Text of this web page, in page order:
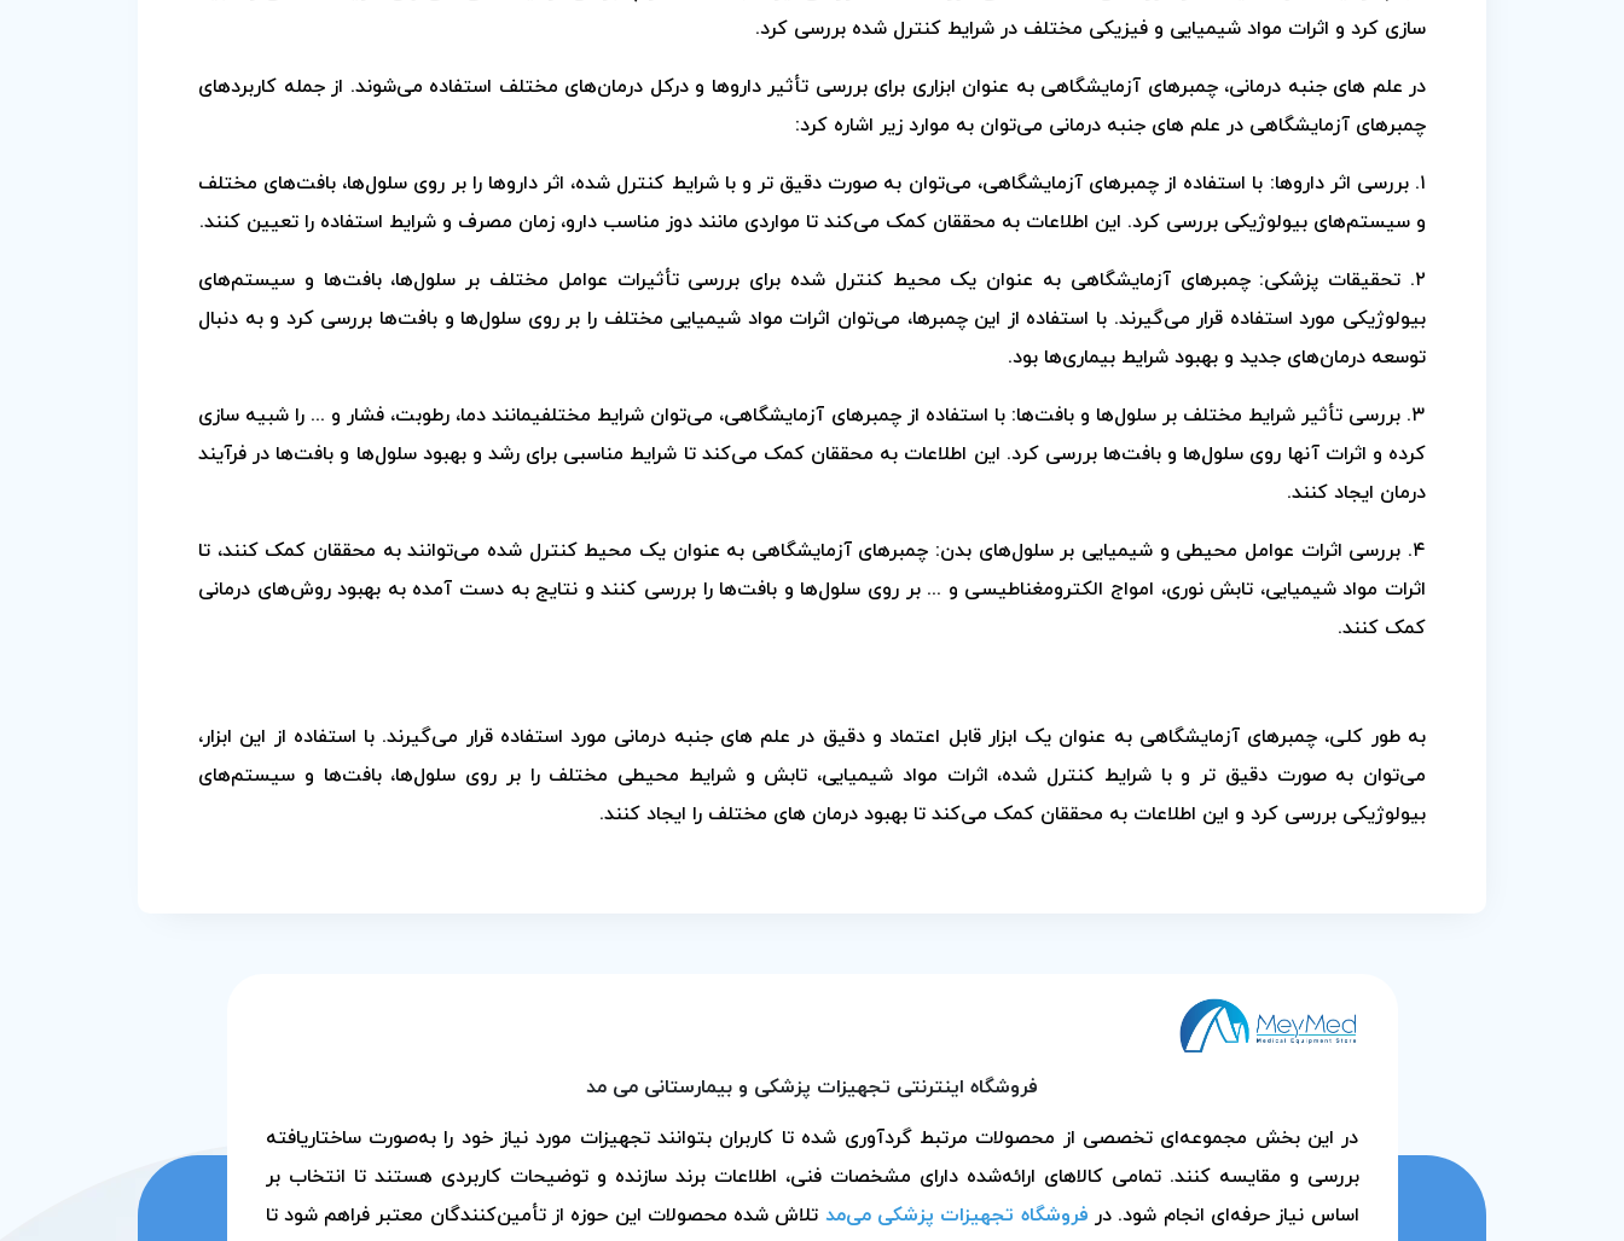
سازی کرد و اثرات مواد شیمیایی و فیزیکی مختلف در شرایط کنترل شده بررسی کرد.
در علم های جنبه درمانی، چمبرهای آزمایشگاهی به عنوان ابزاری برای بررسی تأثیر داروها و درکل درمان‌های مختلف استفاده می‌شوند. از جمله کاربردهای
چمبرهای آزمایشگاهی در علم های جنبه درمانی می‌توان به موارد زیر اشاره کرد:
۱. بررسی اثر داروها: با استفاده از چمبرهای آزمایشگاهی، می‌توان به صورت دقیق تر و با شرایط کنترل شده، اثر داروها را بر روی سلول‌ها، بافت‌های مختلف
و سیستم‌های بیولوژیکی بررسی کرد. این اطلاعات به محققان کمک می‌کند تا مواردی مانند دوز مناسب دارو، زمان مصرف و شرایط استفاده را تعیین کنند.
۲. تحقیقات پزشکی: چمبرهای آزمایشگاهی به عنوان یک محیط کنترل شده برای بررسی تأثیرات عوامل مختلف بر سلول‌ها، بافت‌ها و سیستم‌های
بیولوژیکی مورد استفاده قرار می‌گیرند. با استفاده از این چمبرها، می‌توان اثرات مواد شیمیایی مختلف را بر روی سلول‌ها و بافت‌ها بررسی کرد و به دنبال
توسعه درمان‌های جدید و بهبود شرایط بیماری‌ها بود.
۳. بررسی تأثیر شرایط مختلف بر سلول‌ها و بافت‌ها: با استفاده از چمبرهای آزمایشگاهی، می‌توان شرایط مختلفیمانند دما، رطوبت، فشار و ... را شبیه سازی
کرده و اثرات آنها روی سلول‌ها و بافت‌ها بررسی کرد. این اطلاعات به محققان کمک می‌کند تا شرایط مناسبی برای رشد و بهبود سلول‌ها و بافت‌ها در فرآیند
درمان ایجاد کنند.
۴. بررسی اثرات عوامل محیطی و شیمیایی بر سلول‌های بدن: چمبرهای آزمایشگاهی به عنوان یک محیط کنترل شده می‌توانند به محققان کمک کنند، تا
اثرات مواد شیمیایی، تابش نوری، امواج الکترومغناطیسی و ... بر روی سلول‌ها و بافت‌ها را بررسی کنند و نتایج به دست آمده به بهبود روش‌های درمانی
کمک کنند.
به طور کلی، چمبرهای آزمایشگاهی به عنوان یک ابزار قابل اعتماد و دقیق در علم های جنبه درمانی مورد استفاده قرار می‌گیرند. با استفاده از این ابزار،
می‌توان به صورت دقیق تر و با شرایط کنترل شده، اثرات مواد شیمیایی، تابش و شرایط محیطی مختلف را بر روی سلول‌ها، بافت‌ها و سیستم‌های
بیولوژیکی بررسی کرد و این اطلاعات به محققان کمک می‌کند تا بهبود درمان های مختلف را ایجاد کنند.
فروشگاه اینترنتی تجهیزات پزشکی و بیمارستانی می مد
در این بخش مجموعه‌ای تخصصی از محصولات مرتبط گردآوری شده تا کاربران بتوانند تجهیزات مورد نیاز خود را به‌صورت ساختاریافته
بررسی و مقایسه کنند. تمامی کالاهای ارائه‌شده دارای مشخصات فنی، اطلاعات برند سازنده و توضیحات کاربردی هستند تا انتخاب بر
اساس نیاز حرفه‌ای انجام شود. در فروشگاه تجهیزات پزشکی می‌مد تلاش شده محصولات این حوزه از تأمین‌کنندگان معتبر فراهم شود تا